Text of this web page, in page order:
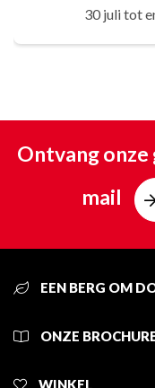
30 juli tot
Ontvang
mail
EEN BERG OM
ONZE
WINKEL